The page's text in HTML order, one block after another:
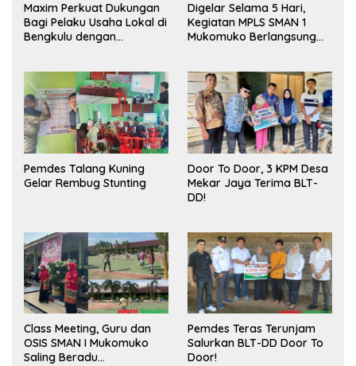
Maxim Perkuat Dukungan
Bagi Pelaku Usaha Lokal di
Bengkulu dengan
Pasar
Digelar Selama 5 Hari,
Kegiatan MPLS SMAN 1
Mukomuko Berlangsung
Pemdes Talang Kuning
Gelar Rembug Stunting
Door To Door, 3 KPM Desa
Mekar Jaya Terima BLT-
DD!
Class Meeting, Guru dan
OSIS SMAN I Mukomuko
Saling Beradu
Pemdes Teras Terunjam
Salurkan BLT-DD Door To
Door!